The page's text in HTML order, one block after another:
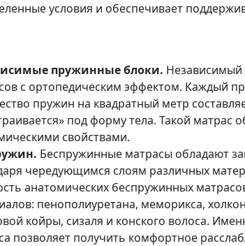
условия и обеспечивает
пружинные блоки. Независимый
с ортопедическим эффектом. Каждый
пружин на квадратный метр
под форму тела. Такой
свойствами.
Беспружинные матрасы обладают
чередующимся слоям различных
анатомических беспружинных
пенополиуретана, меморикса,
койры, сизаля и конского волоса.
позволяет получить комфортное